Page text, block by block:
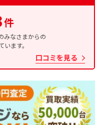
件
みなさまからの
ます。
口コミを見る